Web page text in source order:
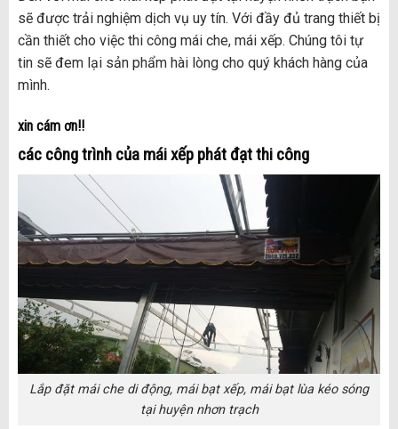
sẽ được trải nghiệm dịch vụ uy tín. Với đầy đủ trang thiết bị
cần thiết cho việc thi công mái che, mái xếp. Chúng tôi tự
tin sẽ đem lại sản phẩm hài lòng cho quý khách hàng của
mình.
xin cám ơn!!
các công trình của mái xếp phát đạt thi công
Lắp đặt mái che di động, mái bạt xếp, mái bạt lùa kéo sóng
tại huyện nhơn trạch